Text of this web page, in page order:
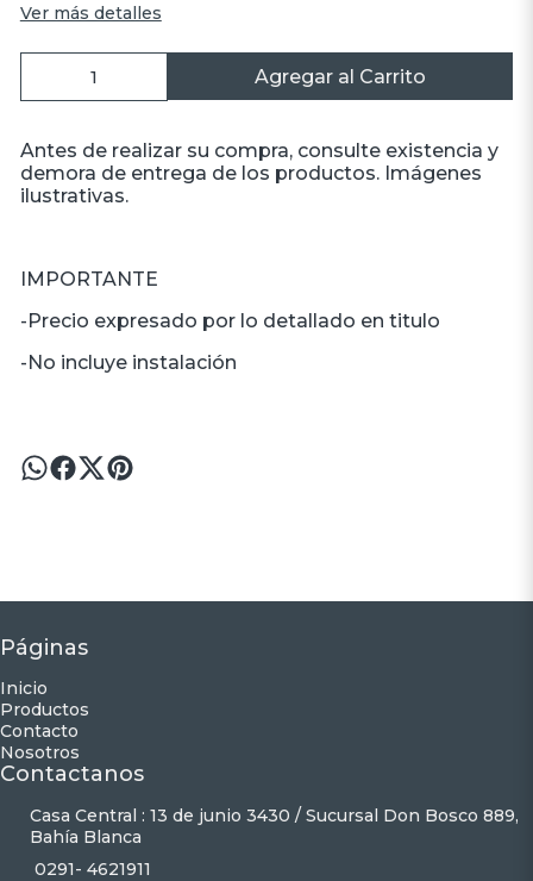
Ver más detalles
Agregar al Carrito
Antes de realizar su compra, consulte existencia y
demora de entrega de los productos. Imágenes
ilustrativas.
IMPORTANTE
-Precio expresado por lo detallado en titulo
-No incluye instalación
Páginas
Inicio
Productos
Contacto
Nosotros
Contactanos
Casa Central : 13 de junio 3430 / Sucursal Don Bosco 889,
Bahía Blanca
0291- 4621911